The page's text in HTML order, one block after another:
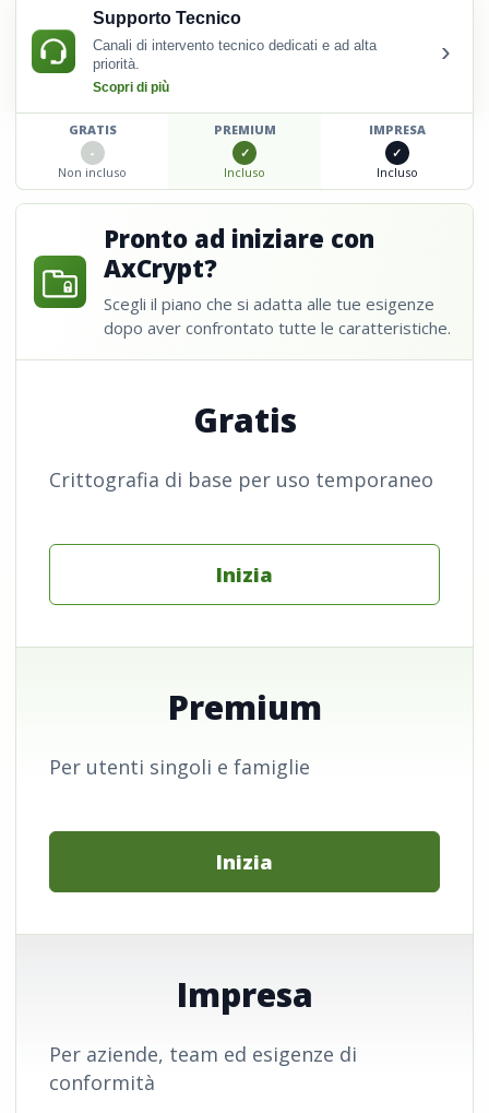
Supporto Tecnico
Canali di intervento tecnico dedicati e ad alta
priorità.
Scopri di più
›
GRATIS
Non incluso
PREMIUM
Incluso
IMPRESA
Incluso
Pronto ad iniziare con
AxCrypt?
Scegli il piano che si adatta alle tue esigenze
dopo aver confrontato tutte le caratteristiche.
Gratis
Crittografia di base per uso temporaneo
Inizia
Premium
Per utenti singoli e famiglie
Inizia
Impresa
Per aziende, team ed esigenze di
conformità